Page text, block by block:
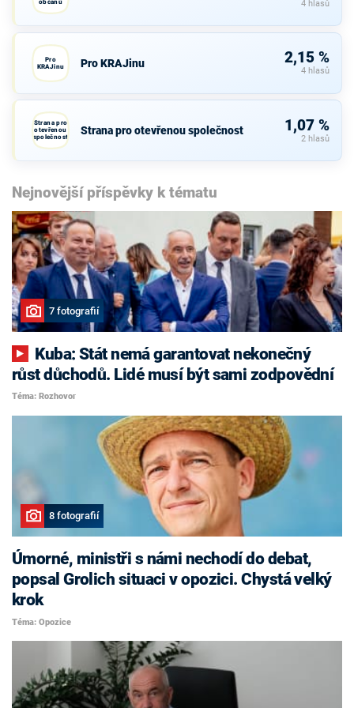
občanů 4 hlasů
Pro
KRAJinu
Pro KRAJinu 2,15 %
4 hlasů
Strana pro
otevřenou
společnost
Strana pro otevřenou společnost 1,07 %
2 hlasů
Nejnovější příspěvky k tématu
7 fotografií
růst důchodů. Lidé musí být sami zodpovědní
Téma: Rozhovor
8 fotografií
Úmorné, ministři s námi nechodí do debat,
popsal Grolich situaci v opozici. Chystá velký
krok
Téma: Opozice